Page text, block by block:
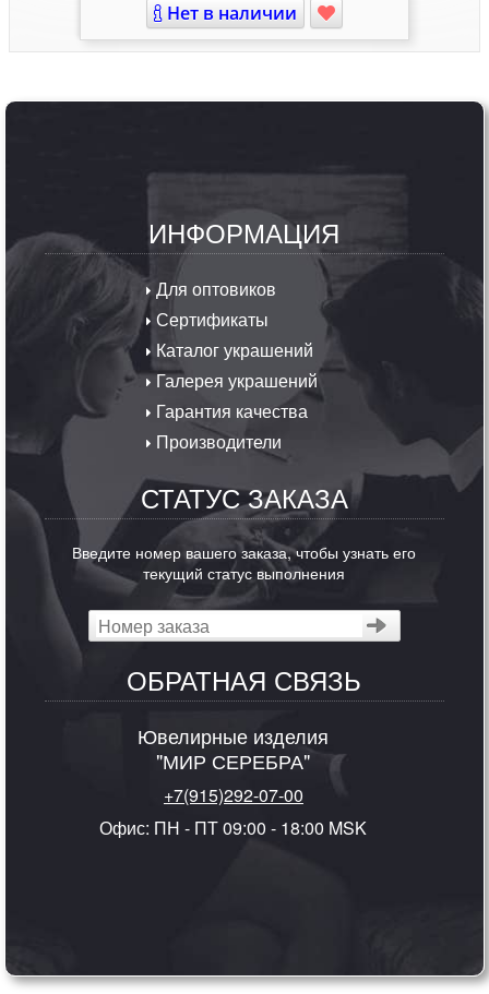
Нет в наличии
ИНФОРМАЦИЯ
Для оптовиков
Сертификаты
Каталог украшений
Галерея украшений
Гарантия качества
Производители
СТАТУС ЗАКАЗА
Введите номер вашего заказа, чтобы узнать его
текущий статус выполнения
ОБРАТНАЯ СВЯЗЬ
Ювелирные изделия
"МИР СЕРЕБРА"
+7(915)292-07-00
Офис: ПН - ПТ 09:00 - 18:00 MSK